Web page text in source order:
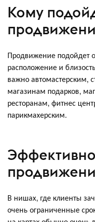
Кому
Продвижение подойдет
расположение и
важно автомастерским,
магазинам подарков,
ресторанам, фитнес
парикмахерским.
В нишах, где клиенты
очень ограниченные